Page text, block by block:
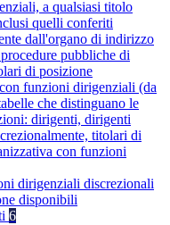
a qualsiasi titolo
quelli conferiti
dall'organo di indirizzo
pubbliche di
di posizione
funzioni dirigenziali (da
che distinguano le
dirigenti, dirigenti
titolari di
con funzioni
dirigenziali discrezionali
disponibili
6